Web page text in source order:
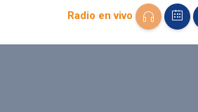
Radio en vivo